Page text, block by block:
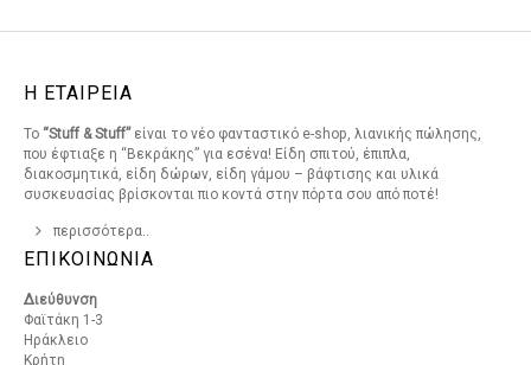
Η ΕΤΑΙΡΕΙΑ
Το “Stuff & Stuff”είναι το νέο φανταστικό e-shop, λιανικής πώλησης,
που έφτιαξε η “Βεκράκης” για εσένα! Είδη σπιτού, έπιπλα,
διακοσμητικά, είδη δώρων, είδη γάμου – βάφτισης και υλικά
συσκευασίας βρίσκονται πιο κοντά στην πόρτα σου από ποτέ!
περισσότερα..
ΕΠΙΚΟΙΝΩΝΙΑ
Διεύθυνση
Φαϊτάκη 1-3
Ηράκλειο
Κρήτη